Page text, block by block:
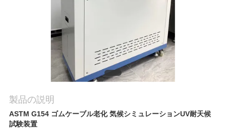
さ
い
製品の説明
ASTM G154 ゴムケーブル老化 気候シミュレーションUV耐天候
試験装置